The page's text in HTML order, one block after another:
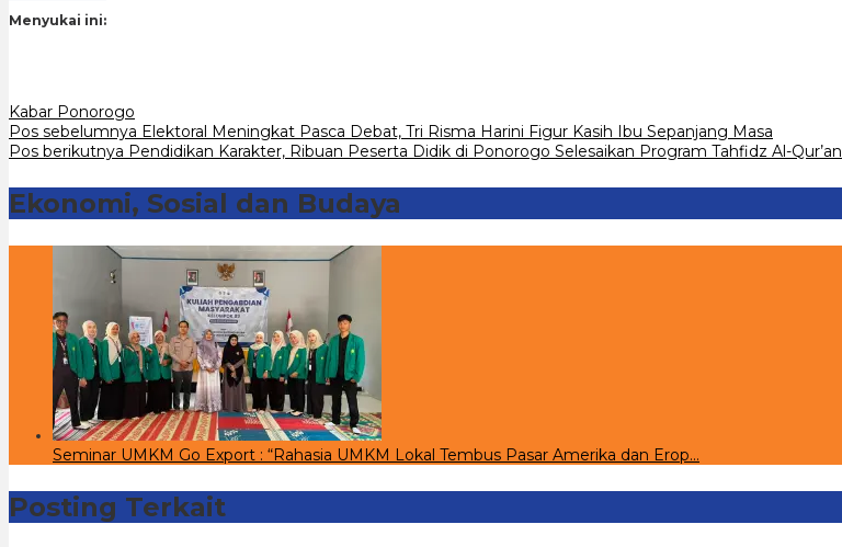
Menyukai ini:
Kabar Ponorogo
Navigasi
Pos sebelumnya Elektoral Meningkat Pasca Debat, Tri Risma Harini Figur Kasih Ibu Sepanjang Masa
Pos berikutnya Pendidikan Karakter, Ribuan Peserta Didik di Ponorogo Selesaikan Program Tahfidz Al-Qur’an
Ekonomi, Sosial dan Budaya
Seminar UMKM Go Export : “Rahasia UMKM Lokal Tembus Pasar Amerika dan Erop…
Posting Terkait